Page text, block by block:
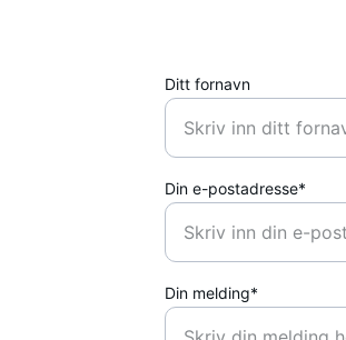
Ditt fornavn
Din e-postadresse*
Din melding*